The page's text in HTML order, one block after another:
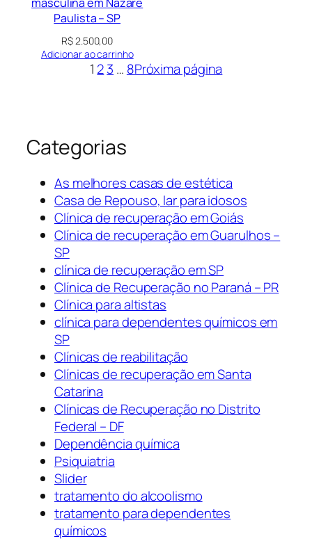
Paulista – SP
R$2.500,00
Adicionar ao carrinho
1 23 … 8Próxima página
Categorias
As melhores casas de estética
Casa de Repouso, lar para idosos
Clínica de recuperação em Goiás
Clínica de recuperação em Guarulhos –
SP
clínica de recuperação em SP
Clínica de Recuperação no Paraná – PR
Clínica para altistas
clínica para dependentes químicos em
SP
Clínicas de reabilitação
Clínicas de recuperação em Santa
Catarina
Clínicas de Recuperação no Distrito
Federal – DF
Dependência química
Psiquiatria
Slider
tratamento do alcoolismo
tratamento para dependentes
químicos